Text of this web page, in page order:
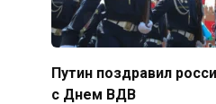
Путин поздравил
с Днем ВДВ